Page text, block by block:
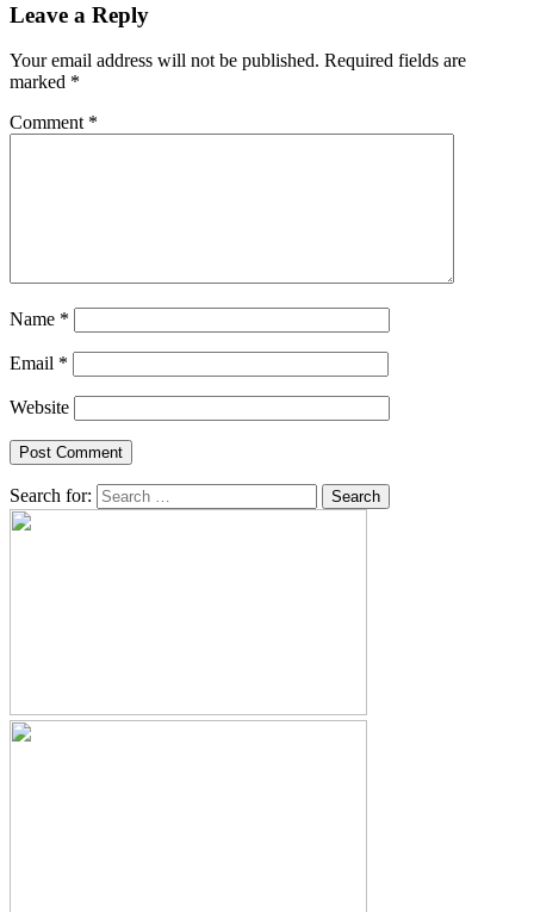
Leave a Reply
Your email address will not be published. Required fields are
marked *
Comment *
Name *
Email *
Website
Search for: